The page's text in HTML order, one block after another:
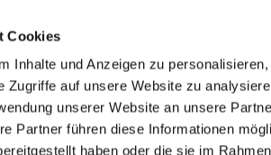
Cookies
Inhalte und Anzeigen zu
Zugriffe auf unsere Website zu
unserer Website an unsere
Partner führen diese Informationen
haben oder die sie im
Altenpfleger*in
Krankenpfleger*in
Altenpflegehelfer*in
Erzieher*in
AWO
Sitemap
Impressum